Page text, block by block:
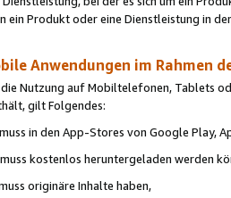
ein Produkt oder eine Dienstleistung in
Anwendungen im Rahmen
Nutzung auf Mobiltelefonen, Tablets
gilt Folgendes:
in den App-Stores von Google Play,
kostenlos heruntergeladen werden
originäre Inhalte haben,